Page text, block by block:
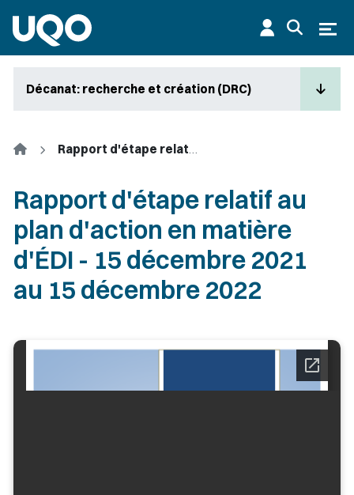
Décanat: recherche et création (DRC)
Accueil Rapport d'étape relatif au plan d'action en matière d'ÉDI - 15 décembre 2021 au 15 décembre 2022
Rapport d'étape relatif au
plan d'action en matière
d'ÉDI - 15 décembre 2021
au 15 décembre 2022